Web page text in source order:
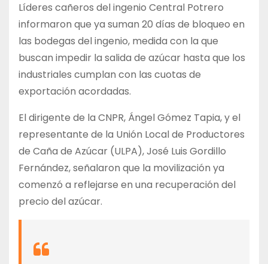
Líderes cañeros del ingenio Central Potrero
informaron que ya suman 20 días de bloqueo en
las bodegas del ingenio, medida con la que
buscan impedir la salida de azúcar hasta que los
industriales cumplan con las cuotas de
exportación acordadas.
El dirigente de la CNPR, Ángel Gómez Tapia, y el
representante de la Unión Local de Productores
de Caña de Azúcar (ULPA), José Luis Gordillo
Fernández, señalaron que la movilización ya
comenzó a reflejarse en una recuperación del
precio del azúcar.